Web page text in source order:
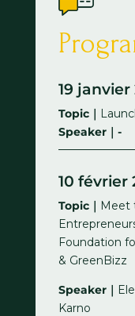
19 janvier
Topic｜
Speaker｜-
10 février
Topic｜ Meet
Foundation
& GreenBizz
Speaker｜
Karno